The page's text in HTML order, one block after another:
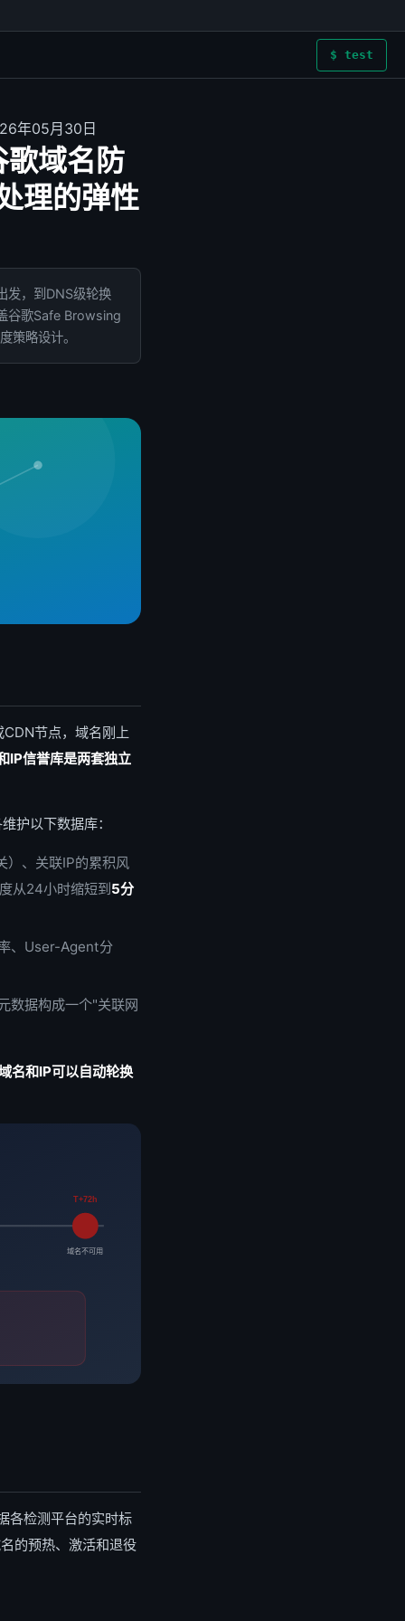
$ test
年05月30日
域名防
理的弹性
发，到DNS级轮换
谷歌Safe Browsing
策略设计。
节点，域名刚上
IP信誉库是两套独立
护以下数据库：
）、关联IP的累积风
从24小时缩短到5分
、User-Agent分
数据构成一个"关联网
名和IP可以自动轮换
T+72h
域名不可用
各检测平台的实时标
的预热、激活和退役